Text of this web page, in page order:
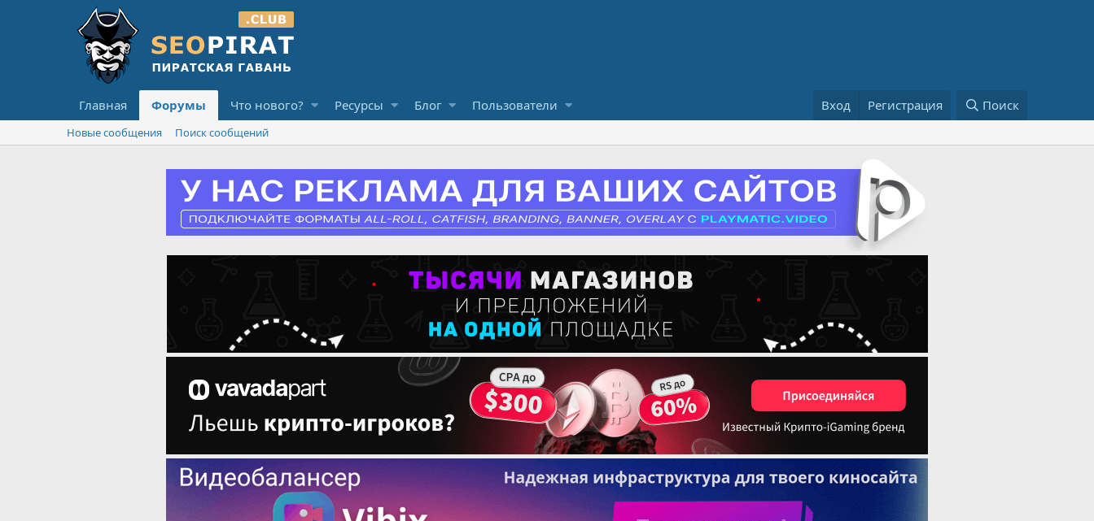
Главная Форумы Что нового? Ресурсы Блог Пользователи Вход Регистрация Поиск
Новые сообщения Поиск сообщений